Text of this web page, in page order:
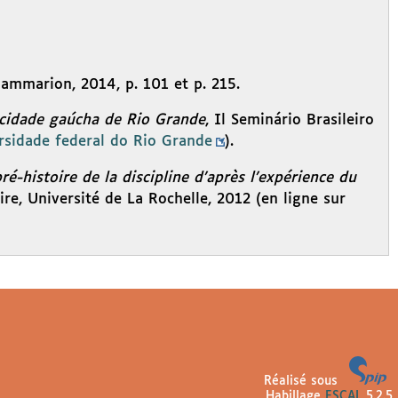
2014, p. 101 et p. 215.
gaúcha de Rio Grande, Il Seminário Brasileiro
federal do Rio Grande
).
histoire de la discipline d’après l’expérience du
Université de La Rochelle, 2012 (en ligne sur
Réalisé sous